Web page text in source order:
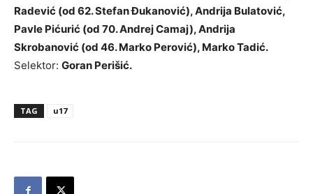
Radević (od 62. Stefan Đukanović), Andrija Bulatović,
Pavle Pićurić (od 70. Andrej Camaj), Andrija
Skrobanović (od 46. Marko Perović), Marko Tadić.
Selektor: Goran Perišić.
TAG u17